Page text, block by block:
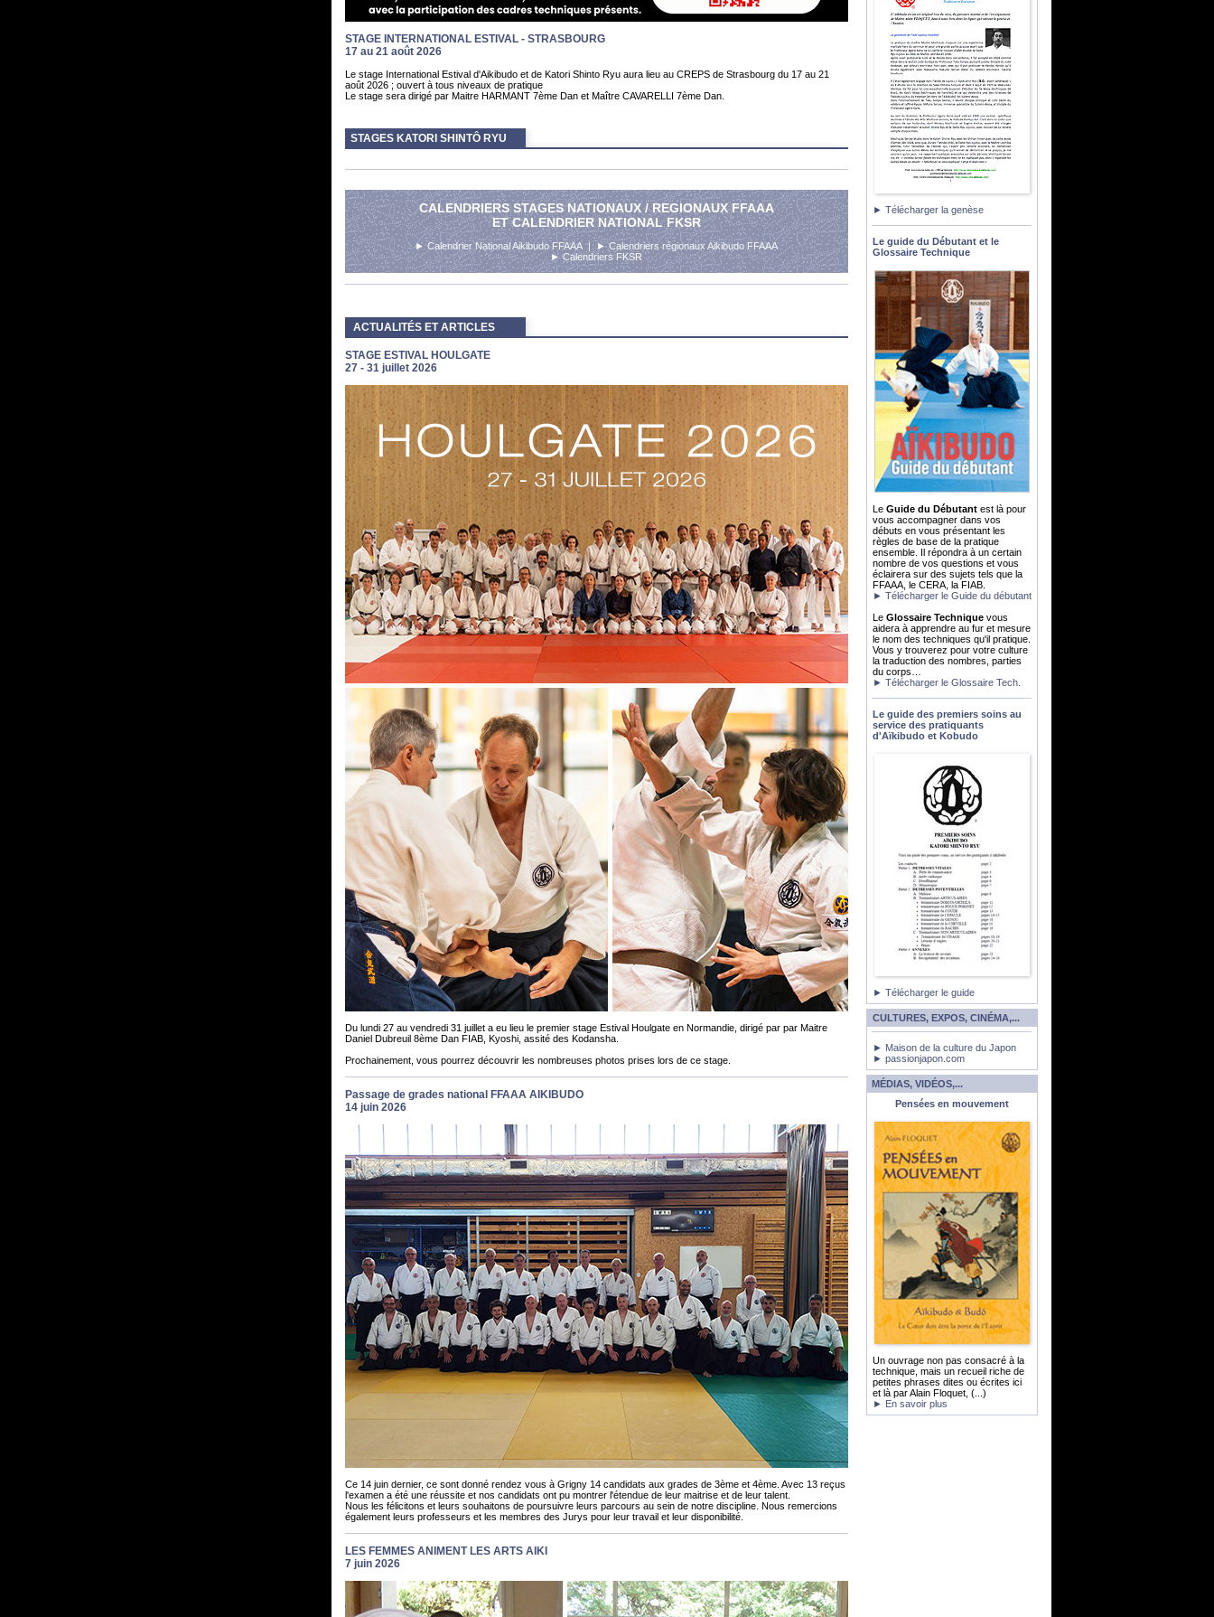
STAGE INTERNATIONAL ESTIVAL - STRASBOURG
17 au 21 août 2026
Le stage International Estival d'Aikibudo et de Katori Shinto Ryu aura lieu au CREPS de Strasbourg du 17 au 21
août 2026 ; ouvert à tous niveaux de pratique
Le stage sera dirigé par Maitre HARMANT 7ème Dan et Maître CAVARELLI 7ème Dan.
STAGES KATORI SHINTÔ RYU
CALENDRIERS STAGES NATIONAUX / REGIONAUX FFAAA
ET CALENDRIER NATIONAL FKSR
►Calendrier National Aikibudo FFAAA | ►Calendriers régionaux Aikibudo FFAAA
►Calendriers FKSR
ACTUALITÉS ET ARTICLES
STAGE ESTIVAL HOULGATE
27 - 31 juillet 2026
Du lundi 27 au vendredi 31 juillet a eu lieu le premier stage Estival Houlgate en Normandie, dirigé par par Maitre
Daniel Dubreuil 8ème Dan FIAB, Kyoshi, assité des Kodansha.
Prochainement, vous pourrez découvrir les nombreuses photos prises lors de ce stage.
Passage de grades national FFAAA AIKIBUDO
14 juin 2026
Ce 14 juin dernier, ce sont donné rendez vous à Grigny 14 candidats aux grades de 3ème et 4ème. Avec 13 reçus
l'examen a été une réussite et nos candidats ont pu montrer l'étendue de leur maitrise et de leur talent.
Nous les félicitons et leurs souhaitons de poursuivre leurs parcours au sein de notre discipline. Nous remercions
également leurs professeurs et les membres des Jurys pour leur travail et leur disponibilité.
LES FEMMES ANIMENT LES ARTS AIKI
7 juin 2026
► Télécharger la genèse
Le guide du Débutant et le
Glossaire Technique
Le Guide du Débutantest là pour
vous accompagner dans vos
débuts en vous présentant les
règles de base de la pratique
ensemble. Il répondra à un certain
nombre de vos questions et vous
éclairera sur des sujets tels que la
FFAAA, le CERA, la FIAB.
► Télécharger le Guide du débutant
Le Glossaire Techniquevous
aidera à apprendre au fur et mesure
le nom des techniques qu'il pratique.
Vous y trouverez pour votre culture
la traduction des nombres, parties
du corps…
► Télécharger le Glossaire Tech.
Le guide des premiers soins au
service des pratiquants
d'Aïkibudo et Kobudo
► Télécharger le guide
CULTURES, EXPOS, CINÉMA,...
► Maison de la culture du Japon
► passionjapon.com
MÉDIAS, VIDÉOS,...
Pensées en mouvement
Un ouvrage non pas consacré à la
technique, mais un recueil riche de
petites phrases dites ou écrites ici
et là par Alain Floquet, (...)
► En savoir plus